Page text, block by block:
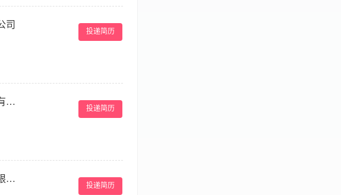
有较强的文字功底，具备网站专题
、产品及服务、提高公司网站曝光度
求,分阶段按时保质完成网站推广任
改进方案并实施 3. 负责公司网站的
—再实施 4. 熟知搜索引擎自然排名
擎优化技术,并协助网络优化服务商做
优质外链。 职位标签 节假日福利，
司
投递简历
搜索引擎自然排名规则和网站优化技
虑 5.欢迎您的投递，我们期待您的加
广州市美诗沁企业管理有限公司
投递简历
经营商品进行推广； 6、对接线下门
学历，电子商务或市场营销专业优
广州千美汇生物科技有限公司
投递简历